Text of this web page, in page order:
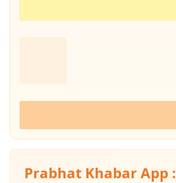
Prabhat Khabar App :